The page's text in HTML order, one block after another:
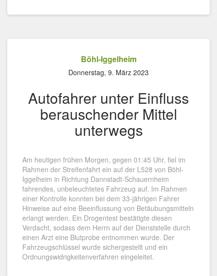
Böhl-Iggelheim
Donnerstag, 9. März 2023
Autofahrer unter Einfluss
berauschender Mittel
unterwegs
Am heutigen frühen Morgen, gegen 01:45 Uhr, fiel im
Rahmen der Streifenfahrt ein auf der L528 von Böhl-
Iggelheim in Richtung Dannstadt-Schauernheim
fahrendes, unbeleuchtetes Fahrzeug auf. Im Rahmen
einer Kontrolle konnten bei dem 33-jährigen Fahrer
Hinweise auf eine Beeinflussung von Betäubungsmitteln
erlangt werden. Ein Drogentest bestätigte diesen
Verdacht, sodass dem Herrn auf der Dienststelle durch
einen Arzt eine Blutprobe entnommen wurde. Der
Fahrzeugschlüssel wurde sichergestellt und ein
Ordnungswidrigkeitenverfahren eingeleitet.